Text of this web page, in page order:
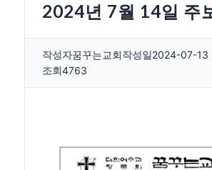
2024년 7월 14일 주
작성자꿈꾸는교회작성일2024-07-13
조회4763